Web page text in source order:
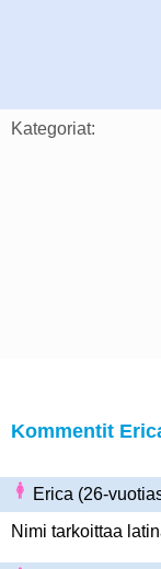
Kategoriat:
Kommentit
Erica (26-
Nimi tarkoittaa